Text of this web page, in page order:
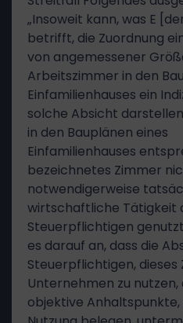
„Insoweit kann, was E
betrifft, die Zuordnung
von angemessener
Arbeitszimmer in den
Einfamilienhauses ein
solche Absicht
in den Bauplänen eines
Einfamilienhauses
bezeichnetes Zimmer
notwendigerweise
wirtschaftliche Tätigkeit
Steuerpflichtigen
es darauf an, dass die
Steuerpflichtigen, dieses
Unternehmen zu
objektive Anhaltspunkte,